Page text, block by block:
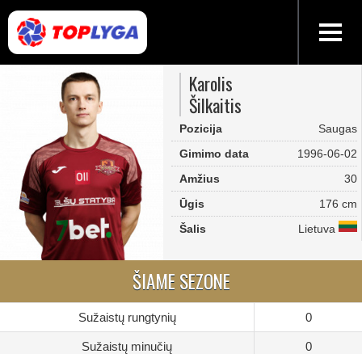
Karolis
Šilkaitis
Pozicija
Saugas
Gimimo data
1996-06-02
Amžius
30
Ūgis
176 cm
Šalis
Lietuva
ŠIAME SEZONE
Sužaistų rungtynių 0
Sužaistų minučių 0